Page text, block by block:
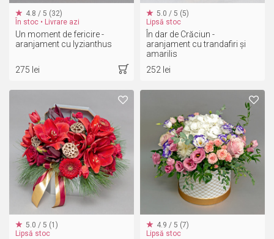
4.8 / 5 (32)
În stoc • Livrare azi
Un moment de fericire -
aranjament cu lyzianthus
275 lei
5.0 / 5 (5)
Lipsă stoc
În dar de Crăciun -
aranjament cu trandafiri și
amarilis
252 lei
5.0 / 5 (1)
Lipsă stoc
4.9 / 5 (7)
Lipsă stoc